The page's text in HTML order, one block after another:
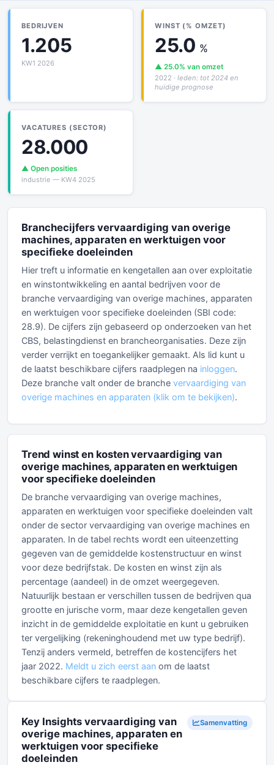
BEDRIJVEN
1.205
KW1 2026
WINST (% OMZET)
25.0 %
▲ 25.0% van omzet
2022 · leden: tot 2024 en
huidige prognose
VACATURES (SECTOR)
28.000
▲ Open posities
industrie — KW4 2025
Branchecijfers vervaardiging van overige
machines, apparaten en werktuigen voor
specifieke doeleinden
Hier treft u informatie en kengetallen aan over exploitatie
en winstontwikkeling en aantal bedrijven voor de
branche vervaardiging van overige machines, apparaten
en werktuigen voor specifieke doeleinden (SBI code:
28.9). De cijfers zijn gebaseerd op onderzoeken van het
CBS, belastingdienst en brancheorganisaties. Deze zijn
verder verrijkt en toegankelijker gemaakt. Als lid kunt u
de laatst beschikbare cijfers raadplegen na inloggen.
Deze branche valt onder de branche vervaardiging van
overige machines en apparaten (klik om te bekijken).
Trend winst en kosten vervaardiging van
overige machines, apparaten en werktuigen
voor specifieke doeleinden
De branche vervaardiging van overige machines,
apparaten en werktuigen voor specifieke doeleinden valt
onder de sector vervaardiging van overige machines en
apparaten. In de tabel rechts wordt een uiteenzetting
gegeven van de gemiddelde kostenstructuur en winst
voor deze bedrijfstak. De kosten en winst zijn als
percentage (aandeel) in de omzet weergegeven.
Natuurlijk bestaan er verschillen tussen de bedrijven qua
grootte en jurische vorm, maar deze kengetallen geven
inzicht in de gemiddelde exploitatie en kunt u gebruiken
ter vergelijking (rekeninghoudend met uw type bedrijf).
Tenzij anders vermeld, betreffen de kostencijfers het
jaar 2022. Meldt u zich eerst aan om de laatst
beschikbare cijfers te raadplegen.
Key Insights vervaardiging van
overige machines, apparaten en
werktuigen voor specifieke
doeleinden
Samenvatting